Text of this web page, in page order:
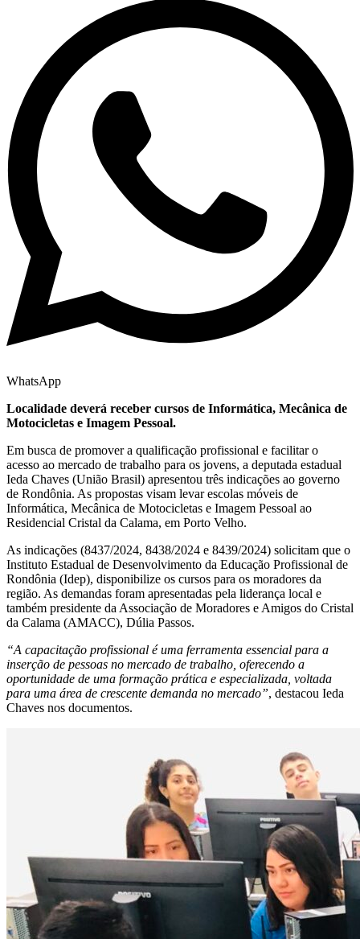
WhatsApp
Localidade deverá receber cursos de Informática, Mecânica de
Motocicletas e Imagem Pessoal.
Em busca de promover a qualificação profissional e facilitar o
acesso ao mercado de trabalho para os jovens, a deputada estadual
Ieda Chaves (União Brasil) apresentou três indicações ao governo
de Rondônia. As propostas visam levar escolas móveis de
Informática, Mecânica de Motocicletas e Imagem Pessoal ao
Residencial Cristal da Calama, em Porto Velho.
As indicações (8437/2024, 8438/2024 e 8439/2024) solicitam que o
Instituto Estadual de Desenvolvimento da Educação Profissional de
Rondônia (Idep), disponibilize os cursos para os moradores da
região. As demandas foram apresentadas pela liderança local e
também presidente da Associação de Moradores e Amigos do Cristal
da Calama (AMACC), Dúlia Passos.
“A capacitação profissional é uma ferramenta essencial para a
inserção de pessoas no mercado de trabalho, oferecendo a
oportunidade de uma formação prática e especializada, voltada
para uma área de crescente demanda no mercado”, destacou Ieda
Chaves nos documentos.